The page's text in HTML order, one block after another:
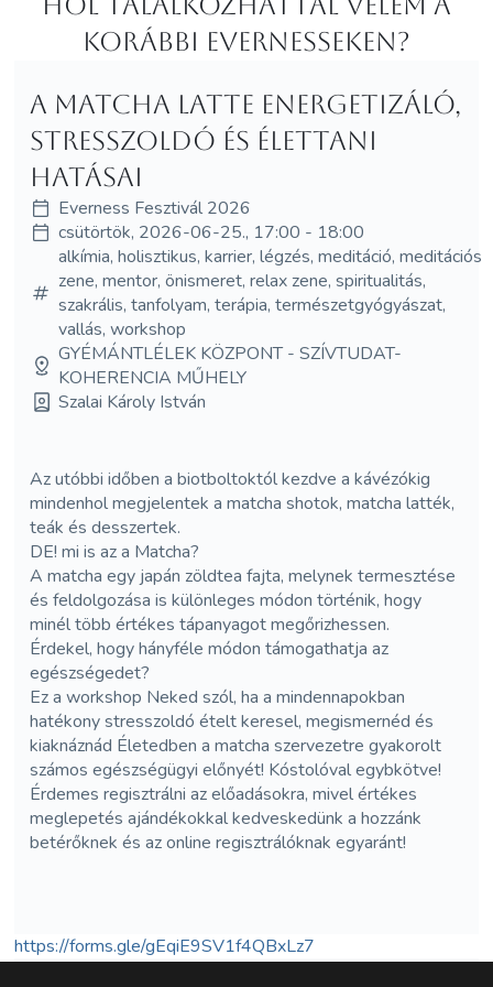
korábbi Evernesseken?
A matcha latte energetizáló,
stresszoldó és élettani
hatásai
Everness Fesztivál 2026
csütörtök, 2026-06-25., 17:00 - 18:00
alkímia, holisztikus, karrier, légzés, meditáció, meditációs
zene, mentor, önismeret, relax zene, spiritualitás,
szakrális, tanfolyam, terápia, természetgyógyászat,
vallás, workshop
GYÉMÁNTLÉLEK KÖZPONT - SZÍVTUDAT-
KOHERENCIA MŰHELY
Szalai Károly István
Az utóbbi időben a biotboltoktól kezdve a kávézókig
mindenhol megjelentek a matcha shotok, matcha latték,
teák és desszertek.
DE! mi is az a Matcha?
A matcha egy japán zöldtea fajta, melynek termesztése
és feldolgozása is különleges módon történik, hogy
minél több értékes tápanyagot megőrizhessen.
Érdekel, hogy hányféle módon támogathatja az
egészségedet?
Ez a workshop Neked szól, ha a mindennapokban
hatékony stresszoldó ételt keresel, megismernéd és
kiaknáznád Életedben a matcha szervezetre gyakorolt
számos egészségügyi előnyét! Kóstolóval egybkötve!
Érdemes regisztrálni az előadásokra, mivel értékes
meglepetés ajándékokkal kedveskedünk a hozzánk
betérőknek és az online regisztrálóknak egyaránt!
https://forms.gle/gEqiE9SV1f4QBxLz7